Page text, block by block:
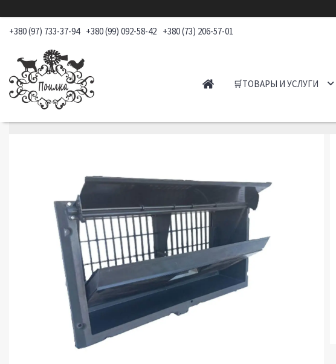
+380 (97) 733-37-94 +380 (99) 092-58-42 +380 (73) 206-57-01
🛒ТОВАРЫ И УСЛУГИ